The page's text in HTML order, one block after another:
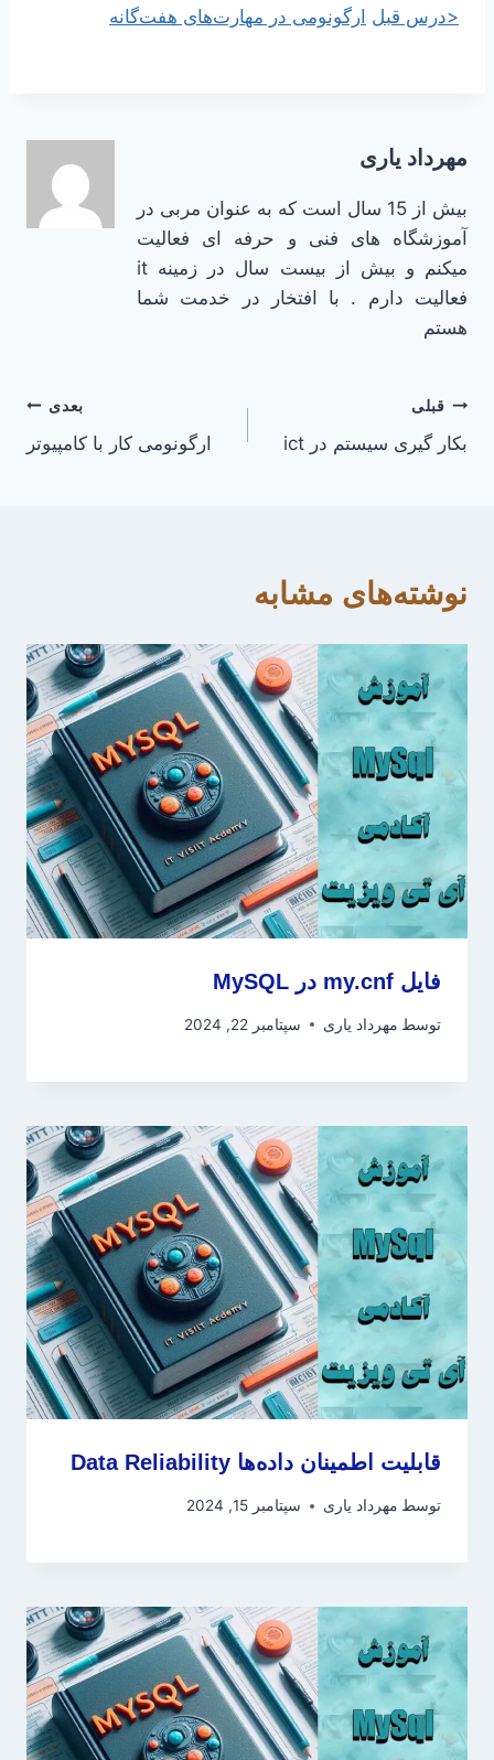
<درس قبل ارگونومی در مهارت‌های هفت‌گانه
مهرداد یاری
بیش از 15 سال است که به عنوان مربی در
آموزشگاه های فنی و حرفه ای فعالیت
میکنم و بیش از بیست سال در زمینه it
فعالیت دارم . با افتخار در خدمت شما
هستم
راهبری
نوشته
قبلی
بکار گیری سیستم در ict
بعدی
ارگونومی کار با کامپیوتر
نوشته‌های مشابه
فایل my.cnf در MySQL
توسط مهرداد یاری سپتامبر 22, 2024
قابلیت اطمینان داده‌ها Data Reliability
توسط مهرداد یاری سپتامبر 15, 2024